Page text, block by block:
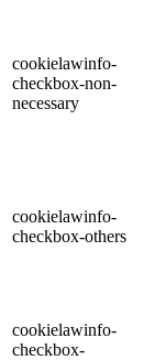
cookielawinfo-
checkbox-non-
necessary
cookielawinfo-
checkbox-others
cookielawinfo-
checkbox-